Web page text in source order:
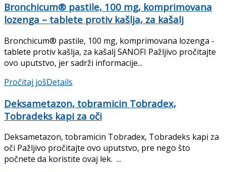
Bronchicum® pastile, 100 mg, komprimovana
lozenga – tablete protiv kašlja, za kašalj
Bronchicum® pastile, 100 mg, komprimovana lozenga -
tablete protiv kašlja, za kašalj SANOFI Pažljivo pročitajte
ovo uputstvo, jer sadrži informacije...
Pročitaj jošDetails
Deksametazon, tobramicin Tobradex,
Tobradeks kapi za oči
Deksametazon, tobramicin Tobradex, Tobradeks kapi za
oči Pažljivo pročitajte ovo uputstvo, pre nego što
počnete da koristite ovaj lek. ...